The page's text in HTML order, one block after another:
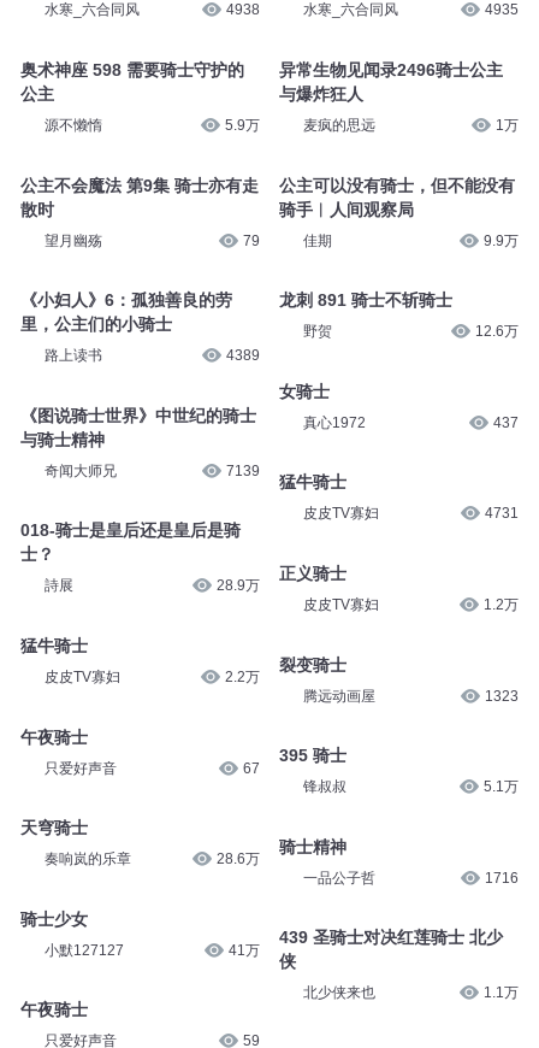
水寒_六合同风 4938
奥术神座 598 需要骑士守护的
公主
源不懒惰 5.9万
公主不会魔法 第9集 骑士亦有走
散时
望月幽殇 79
《小妇人》6：孤独善良的劳
里，公主们的小骑士
路上读书 4389
《图说骑士世界》中世纪的骑士
与骑士精神
奇闻大师兄 7139
018-骑士是皇后还是皇后是骑
士？
詩展 28.9万
猛牛骑士
皮皮TV寡妇 2.2万
午夜骑士
只爱好声音 67
天穹骑士
奏响岚的乐章 28.6万
骑士少女
小默127127 41万
午夜骑士
只爱好声音 59
水寒_六合同风 4935
异常生物见闻录2496骑士公主
与爆炸狂人
麦疯的思远 1万
公主可以没有骑士，但不能没有
骑手︱人间观察局
佳期 9.9万
龙刺 891 骑士不斩骑士
野贺 12.6万
女骑士
真心1972 437
猛牛骑士
皮皮TV寡妇 4731
正义骑士
皮皮TV寡妇 1.2万
裂变骑士
腾远动画屋 1323
395 骑士
锋叔叔 5.1万
骑士精神
一品公子哲 1716
439 圣骑士对决红莲骑士 北少
侠
北少侠来也 1.1万